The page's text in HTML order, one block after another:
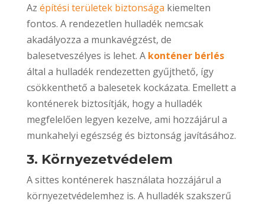
Az építési területek biztonsága kiemelten
fontos. A rendezetlen hulladék nemcsak
akadályozza a munkavégzést, de
balesetveszélyes is lehet. A konténer bérlés
által a hulladék rendezetten gyűjthető, így
csökkenthető a balesetek kockázata. Emellett a
konténerek biztosítják, hogy a hulladék
megfelelően legyen kezelve, ami hozzájárul a
munkahelyi egészség és biztonság javításához.
3. Környezetvédelem
A sittes konténerek használata hozzájárul a
környezetvédelemhez is. A hulladék szakszerű